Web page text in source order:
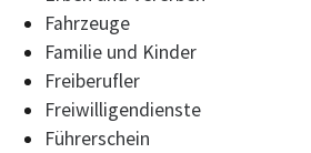
Fahrzeuge
Familie und Kinder
Freiberufler
Freiwilligendienste
Führerschein